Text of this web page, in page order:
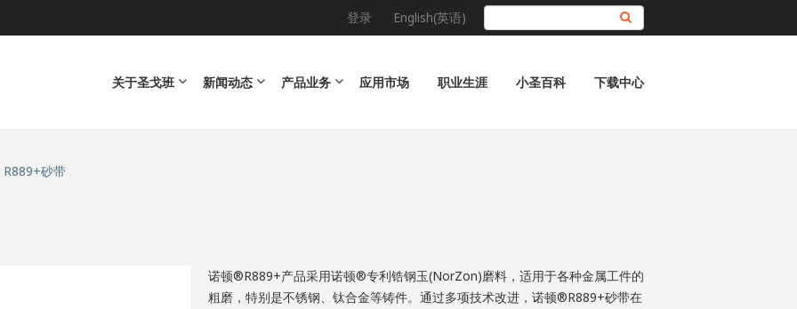
登录 English(英语)
关于圣戈班 新闻动态 产品业务 应用市场 职业生涯 小圣百科 下载中心
R889+砂带
诺顿®R889+产品采用诺顿®专利锆钢玉(NorZon)磨料，适用于各种金属工件的
粗磨，特别是不锈钢、钛合金等铸件。通过多项技术改进，诺顿®R889+砂带在